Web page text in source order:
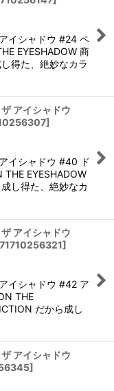
イシャドウ #24 ペ
EYESHADOW 商
得た、絶妙なカラ
アイシャドウ
]
イシャドウ #40 ド
EYESHADOW
し得た、絶妙なカ
アイシャドウ
]
イシャドウ #42 ア
THE
だから成し
アイシャドウ
]